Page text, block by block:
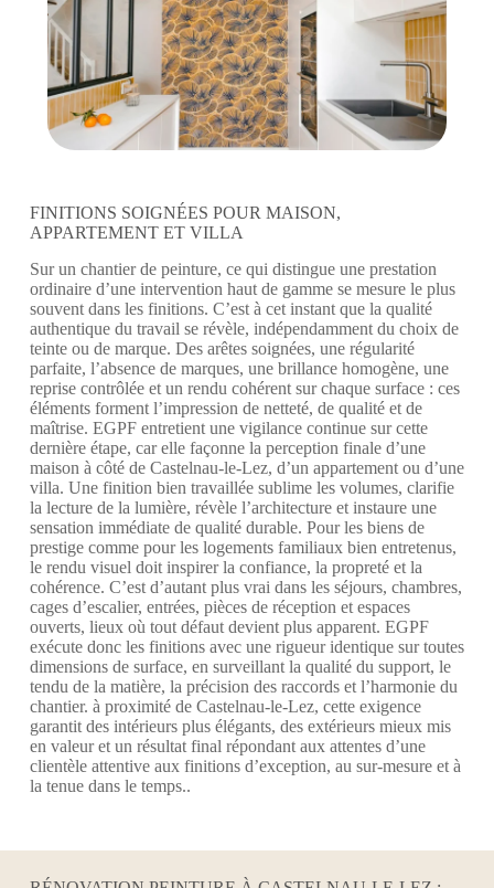
FINITIONS SOIGNÉES POUR MAISON,
APPARTEMENT ET VILLA
Sur un chantier de peinture, ce qui distingue une prestation
ordinaire d’une intervention haut de gamme se mesure le plus
souvent dans les finitions. C’est à cet instant que la qualité
authentique du travail se révèle, indépendamment du choix de
teinte ou de marque. Des arêtes soignées, une régularité
parfaite, l’absence de marques, une brillance homogène, une
reprise contrôlée et un rendu cohérent sur chaque surface : ces
éléments forment l’impression de netteté, de qualité et de
maîtrise. EGPF entretient une vigilance continue sur cette
dernière étape, car elle façonne la perception finale d’une
maison à côté de Castelnau-le-Lez, d’un appartement ou d’une
villa. Une finition bien travaillée sublime les volumes, clarifie
la lecture de la lumière, révèle l’architecture et instaure une
sensation immédiate de qualité durable. Pour les biens de
prestige comme pour les logements familiaux bien entretenus,
le rendu visuel doit inspirer la confiance, la propreté et la
cohérence. C’est d’autant plus vrai dans les séjours, chambres,
cages d’escalier, entrées, pièces de réception et espaces
ouverts, lieux où tout défaut devient plus apparent. EGPF
exécute donc les finitions avec une rigueur identique sur toutes
dimensions de surface, en surveillant la qualité du support, le
tendu de la matière, la précision des raccords et l’harmonie du
chantier. à proximité de Castelnau-le-Lez, cette exigence
garantit des intérieurs plus élégants, des extérieurs mieux mis
en valeur et un résultat final répondant aux attentes d’une
clientèle attentive aux finitions d’exception, au sur-mesure et à
la tenue dans le temps..